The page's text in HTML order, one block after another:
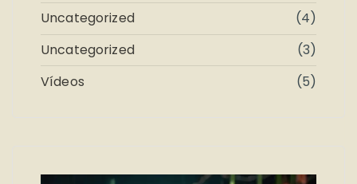
Uncategorized
(4)
Uncategorized
(3)
Vídeos
(5)